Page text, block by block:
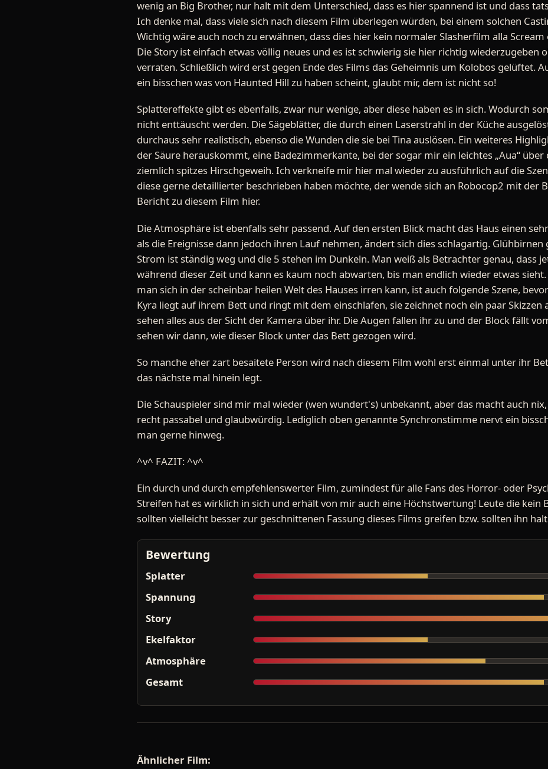
wenig an Big Brother, nur halt mit dem Unterschied, dass es hier spannend ist und dass
Ich denke mal, dass viele sich nach diesem Film überlegen würden, bei einem solchen
Wichtig wäre auch noch zu erwähnen, dass dies hier kein normaler Slasherfilm alla
Die Story ist einfach etwas völlig neues und es ist schwierig sie hier richtig wiederzugeben
verraten. Schließlich wird erst gegen Ende des Films das Geheimnis um Kolobos gelüftet.
ein bisschen was von Haunted Hill zu haben scheint, glaubt mir, dem ist nicht so!
Splattereffekte gibt es ebenfalls, zwar nur wenige, aber diese haben es in sich. Wodurch
nicht enttäuscht werden. Die Sägeblätter, die durch einen Laserstrahl in der Küche
durchaus sehr realistisch, ebenso die Wunden die sie bei Tina auslösen. Ein weiteres
der Säure herauskommt, eine Badezimmerkante, bei der sogar mir ein leichtes „Aua“
ziemlich spitzes Hirschgeweih. Ich verkneife mir hier mal wieder zu ausführlich auf die
diese gerne detaillierter beschrieben haben möchte, der wende sich an Robocop2 mit der
Bericht zu diesem Film hier.
Die Atmosphäre ist ebenfalls sehr passend. Auf den ersten Blick macht das Haus einen
als die Ereignisse dann jedoch ihren Lauf nehmen, ändert sich dies schlagartig.
Strom ist ständig weg und die 5 stehen im Dunkeln. Man weiß als Betrachter genau, dass
während dieser Zeit und kann es kaum noch abwarten, bis man endlich wieder etwas
man sich in der scheinbar heilen Welt des Hauses irren kann, ist auch folgende Szene,
Kyra liegt auf ihrem Bett und ringt mit dem einschlafen, sie zeichnet noch ein paar Skizzen
sehen alles aus der Sicht der Kamera über ihr. Die Augen fallen ihr zu und der Block fällt
sehen wir dann, wie dieser Block unter das Bett gezogen wird.
So manche eher zart besaitete Person wird nach diesem Film wohl erst einmal unter ihr
das nächste mal hinein legt.
Die Schauspieler sind mir mal wieder (wen wundert's) unbekannt, aber das macht auch
recht passabel und glaubwürdig. Lediglich oben genannte Synchronstimme nervt ein
man gerne hinweg.
^v^ FAZIT: ^v^
Ein durch und durch empfehlenswerter Film, zumindest für alle Fans des Horror- oder
Streifen hat es wirklich in sich und erhält von mir auch eine Höchstwertung! Leute die kein
sollten vielleicht besser zur geschnittenen Fassung dieses Films greifen bzw. sollten ihn
Bewertung
Splatter
Spannung
Story
Ekelfaktor
Atmosphäre
Gesamt
Ähnlicher Film: